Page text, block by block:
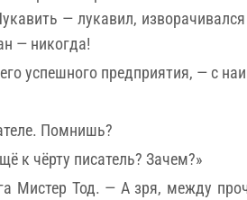
— лукавил,
— никогда!
успешного предприятия, — с
Помнишь?
к чёрту писатель? Зачем?»
Тод. — А зря, между